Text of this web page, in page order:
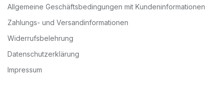
Allgemeine Geschäftsbedingungen mit Kundeninformationen
Zahlungs- und Versandinformationen
Widerrufsbelehrung
Datenschutzerklärung
Impressum